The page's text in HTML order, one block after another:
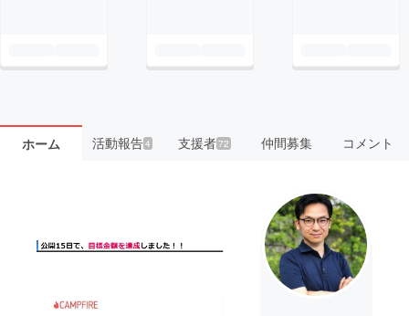
ホーム 活動報告4 支援者72 仲間募集 コメント